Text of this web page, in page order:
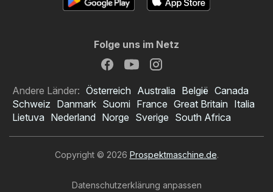
Folge uns im Netz
Andere Länder: Österreich Australia België Canada
Schweiz Danmark Suomi France Great Britain Italia
Lietuva Nederland Norge Sverige South Africa
Copyright © 2026 Prospektmaschine.de.
Datenschutzerklärung anpassen